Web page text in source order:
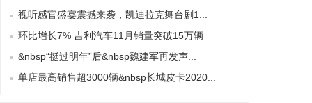
视听感官盛宴震撼来袭，凯迪拉克舞台剧1...
环比增长7% 吉利汽车11月销量突破15万辆
&nbsp“挺过明年”后&nbsp魏建军再发声...
单店最高销售超3000辆&nbsp长城皮卡2020...